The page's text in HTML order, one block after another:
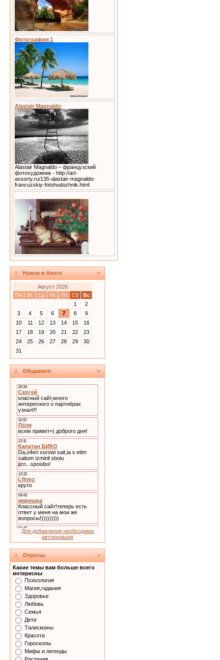
Фотография 1
Alastair Magnaldo
Alastair Magnaldo – французский
фотохудожник - http://art-
assorty.ru/135-alastair-magnaldo-
francuzskiy-fotohudozhnik.html
Новое в блоге
Август 2026
Пн
Вт Ср Чт Пт Сб
Вс
1
2
3
4 5 6 7 8
9
10
11 12 13 14 15
16
17
18 19 20 21 22
23
24
25 26 27 28 29
30
31
Общаемся
Для добавления необходима
авторизация
Опросы
Какие темы вам больше всего
интересны
Психология
Магия,гадания
Здоровье
Любовь
Семья
Дети
Талисманы
Красота
Гороскопы
Мифы и легенды